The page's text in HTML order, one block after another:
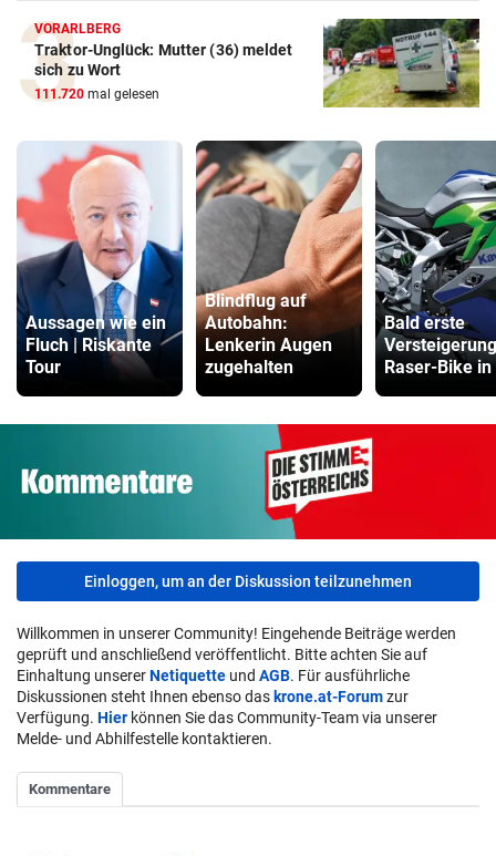
VORARLBERG
Traktor-Unglück: Mutter (36) meldet
sich zu Wort
111.720 mal gelesen
Aussagen wie ein
Fluch | Riskante
Tour
Blindflug auf
Autobahn:
Lenkerin Augen
zugehalten
Bald erste
Raser-Bike in
Einloggen, um an der Diskussion teilzunehmen
Willkommen in unserer Community! Eingehende Beiträge werden
geprüft und anschließend veröffentlicht. Bitte achten Sie auf
Einhaltung unsererNetiquette und AGB. Für ausführliche
Diskussionen steht Ihnen ebenso daskrone.at-Forumzur
Verfügung. Hier können Sie das Community-Team via unserer
Melde- und Abhilfestelle kontaktieren.